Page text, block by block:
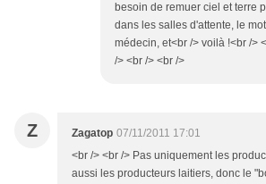
besoin de remuer ciel et terre
dans les salles d'attente, le
médecin, et<br /> voilà !<br />
/> <br /> <br />
Z Zagatop 07/11/2011 17:01
<br /> <br /> Pas uniquement les
aussi les producteurs laitiers, donc le